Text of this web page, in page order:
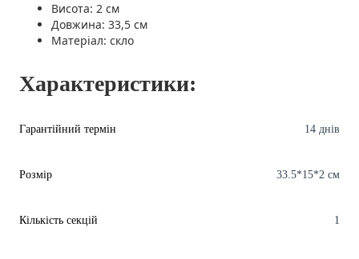
Висота: 2 см
Довжина: 33,5 см
Матеріал: скло
Характеристики:
Гарантійний термін 14 днів
Розмір 33.5*15*2 см
Кількість секцій 1